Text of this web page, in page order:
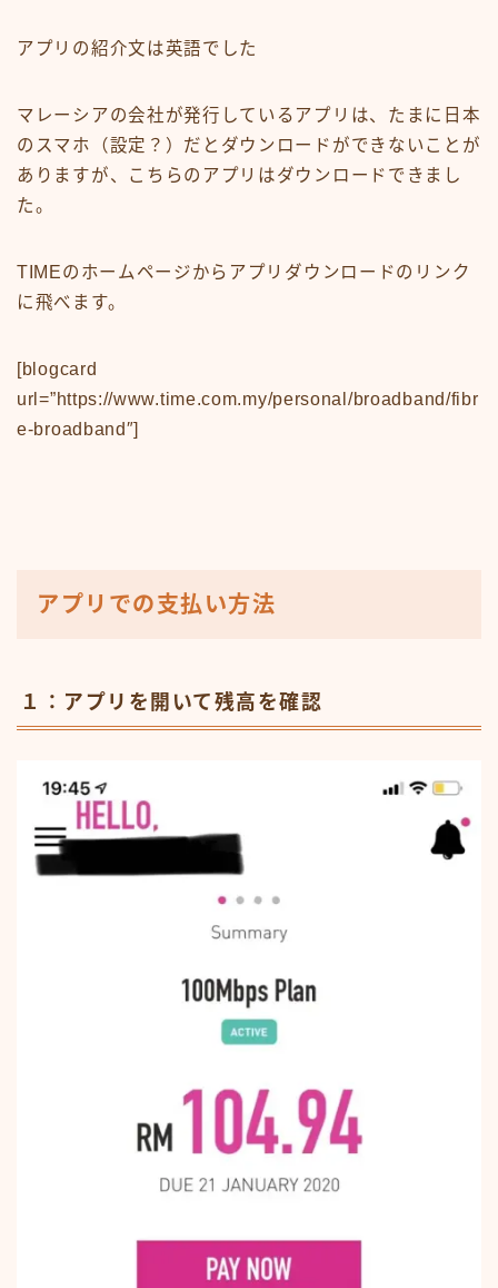
アプリの紹介文は英語でした
マレーシアの会社が発行しているアプリは、たまに日本
のスマホ（設定？）だとダウンロードができないことが
ありますが、こちらのアプリはダウンロードできまし
た。
TIMEのホームページからアプリダウンロードのリンク
に飛べます。
[blogcard
url=”https://www.time.com.my/personal/broadband/fibr
e-broadband″]
アプリでの支払い方法
１：アプリを開いて残高を確認